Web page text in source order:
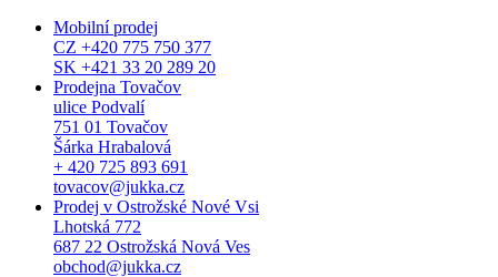
Mobilní prodej
CZ +420 775 750 377
SK +421 33 20 289 20
Prodejna Tovačov
ulice Podvalí
751 01 Tovačov
Šárka Hrabalová
+ 420 725 893 691
tovacov@jukka.cz
Prodej v Ostrožské Nové Vsi
Lhotská 772
687 22 Ostrožská Nová Ves
obchod@jukka.cz